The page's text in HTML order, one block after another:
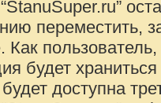
переместить,
будет
доступна